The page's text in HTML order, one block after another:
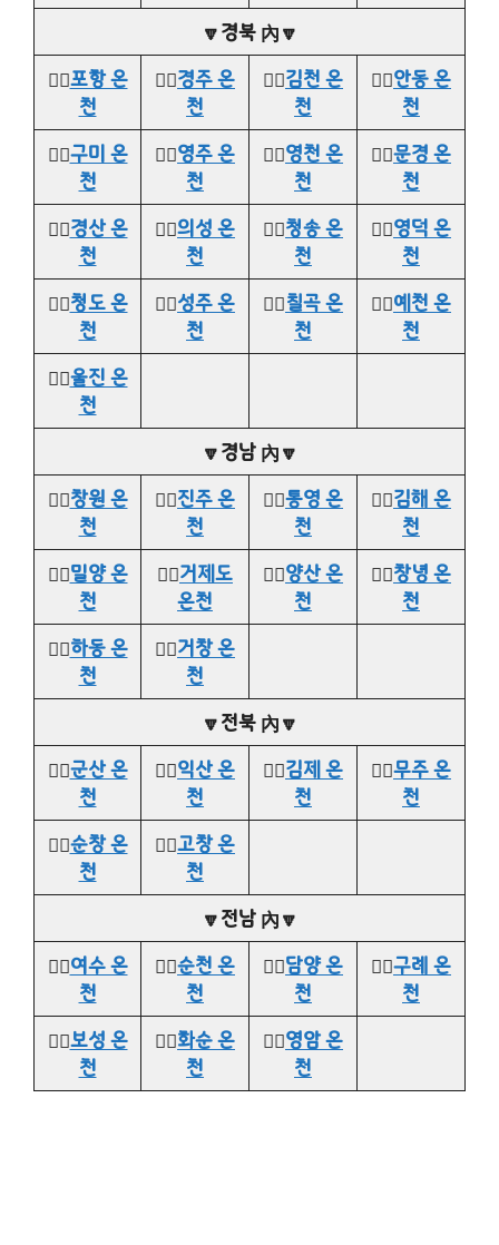
🔽경북 內🔽
👉🏻포항 온
천
👉🏻경주 온
천
👉🏻김천 온
천
👉🏻안동 온
천
👉🏻구미 온
천
👉🏻영주 온
천
👉🏻영천 온
천
👉🏻문경 온
천
👉🏻경산 온
천
👉🏻의성 온
천
👉🏻청송 온
천
👉🏻영덕 온
천
👉🏻청도 온
천
👉🏻성주 온
천
👉🏻칠곡 온
천
👉🏻예천 온
천
👉🏻울진 온
천
🔽경남 內🔽
👉🏻창원 온
천
👉🏻진주 온
천
👉🏻통영 온
천
👉🏻김해 온
천
👉🏻밀양 온
천
👉🏻거제도
온천
👉🏻양산 온
천
👉🏻창녕 온
천
👉🏻하동 온
천
👉🏻거창 온
천
🔽전북 內🔽
👉🏻군산 온
천
👉🏻익산 온
천
👉🏻김제 온
천
👉🏻무주 온
천
👉🏻순창 온
천
👉🏻고창 온
천
🔽전남 內🔽
👉🏻여수 온
천
👉🏻순천 온
천
👉🏻담양 온
천
👉🏻구례 온
천
👉🏻보성 온
천
👉🏻화순 온
천
👉🏻영암 온
천